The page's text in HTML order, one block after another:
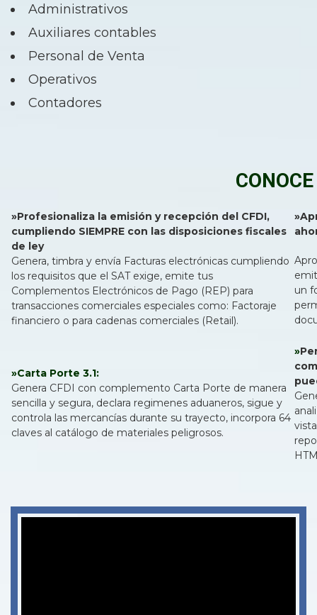
Administrativos
Auxiliares contables
Personal de Venta
Operativos
Contadores
»Profesionaliza la emisión y recepción del CFDI,
cumpliendo SIEMPRE con las disposiciones fiscales
de ley
Genera, timbra y envía Facturas electrónicas cumpliendo
los requisitos que el SAT exige, emite tus
Complementos Electrónicos de Pago (REP) para
transacciones comerciales especiales como: Factoraje
financiero o para cadenas comerciales (Retail).
»
un
»Carta Porte 3.1:
Genera CFDI con complemento Carta Porte de manera
sencilla y segura, declara regimenes aduaneros, sigue y
controla las mercancías durante su trayecto, incorpora 64
claves al catálogo de materiales peligrosos.
»